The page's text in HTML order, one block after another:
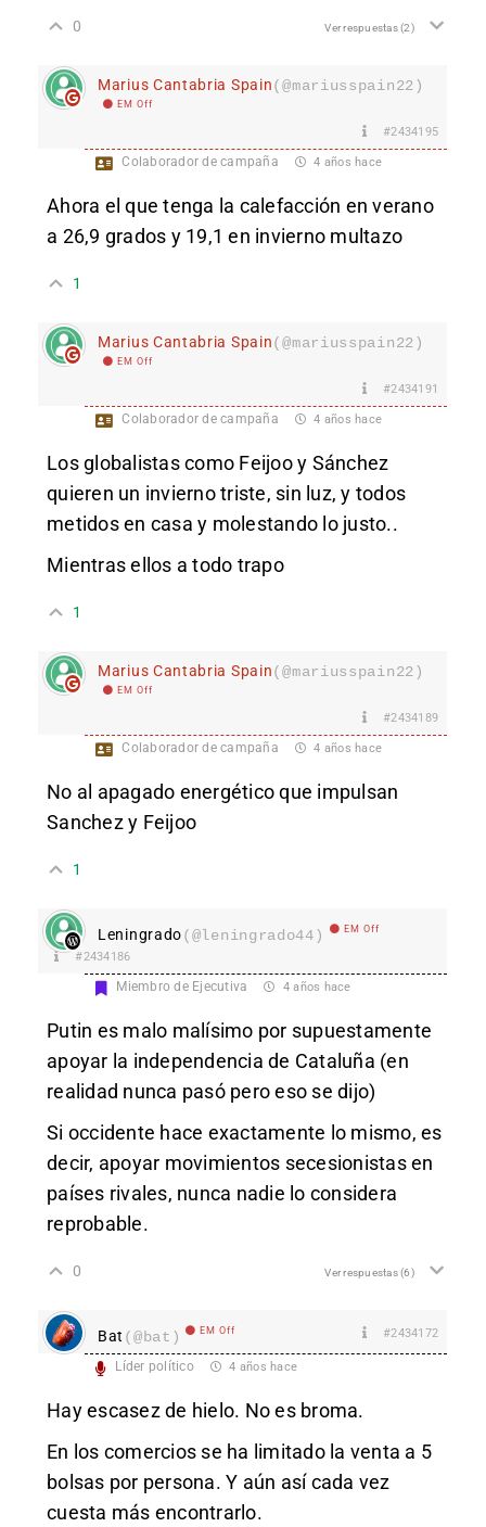
0 Ver respuestas(2)
Marius Cantabria Spain(@mariusspain22)
EM Off
#2434195
Colaborador de campaña 4 años hace
Ahora el que tenga la calefacción en verano
a 26,9 grados y 19,1 en invierno multazo
1
Marius Cantabria Spain(@mariusspain22)
EM Off
#2434191
Colaborador de campaña 4 años hace
Los globalistas como Feijoo y Sánchez
quieren un invierno triste, sin luz, y todos
metidos en casa y molestando lo justo..
Mientras ellos a todo trapo
1
Marius Cantabria Spain(@mariusspain22)
EM Off
#2434189
Colaborador de campaña 4 años hace
No al apagado energético que impulsan
Sanchez y Feijoo
1
Leningrado(@leningrado44) EM Off
#2434186
Miembro de Ejecutiva 4 años hace
Putin es malo malísimo por supuestamente
apoyar la independencia de Cataluña (en
realidad nunca pasó pero eso se dijo)
Si occidente hace exactamente lo mismo, es
decir, apoyar movimientos secesionistas en
países rivales, nunca nadie lo considera
reprobable.
0 Ver respuestas(6)
Bat (@bat) EM Off #2434172
Líder político 4 años hace
Hay escasez de hielo. No es broma.
En los comercios se ha limitado la venta a 5
bolsas por persona. Y aún así cada vez
cuesta más encontrarlo.